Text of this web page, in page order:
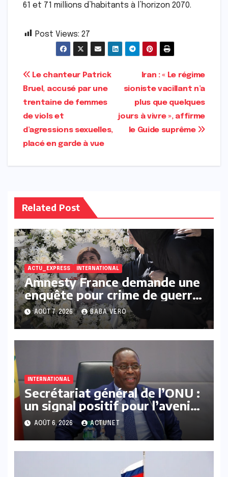
61 et 71 millions d’habitants à l’horizon 2070.
Post Views: 27
Navigation
de
l’article
Iran : « Le régime
sioniste vacillant n’a
plus que quelques
jours à vivre », affirme
le Guide suprême
Le chanteur Patrick
Bruel, accusé par une
trentaine de femmes
de viols et
d’agressions sexuelles,
placé en garde à vue
Related Post
ACTU_EXPRESS INTERNATIONAL
Amnesty France demande une
enquête pour crime de guerre
après une frappe israélienne
ayant tué une journaliste au
Liban
AOÛT 7, 2026 BABA VERO
INTERNATIONAL
Secrétariat général de l’ONU :
un signal positif pour l’avenir
de Macky Sall
AOÛT 6, 2026 ACTUNET